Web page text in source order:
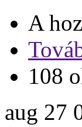
A
108
aug 27